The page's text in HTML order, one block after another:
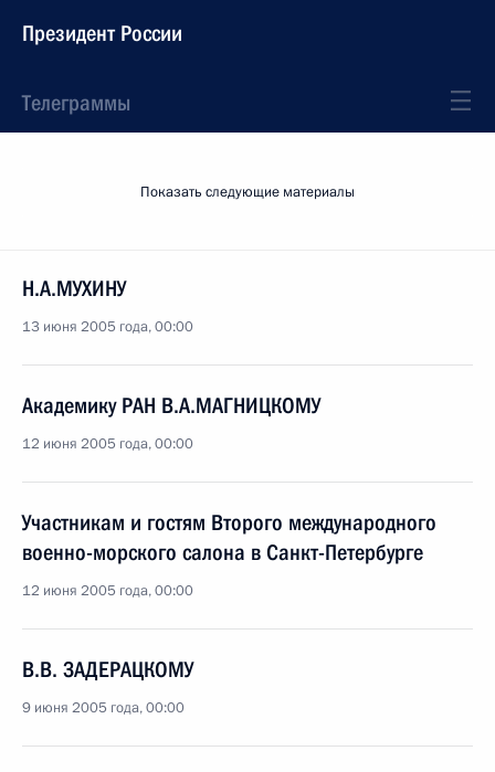
Президент России
Телеграммы
Показать следующие материалы
Н.А.МУХИНУ
13 июня 2005 года, 00:00
Академику РАН В.А.МАГНИЦКОМУ
12 июня 2005 года, 00:00
Участникам и гостям Второго международного
военно-морского салона в Санкт-Петербурге
12 июня 2005 года, 00:00
В.В. ЗАДЕРАЦКОМУ
9 июня 2005 года, 00:00